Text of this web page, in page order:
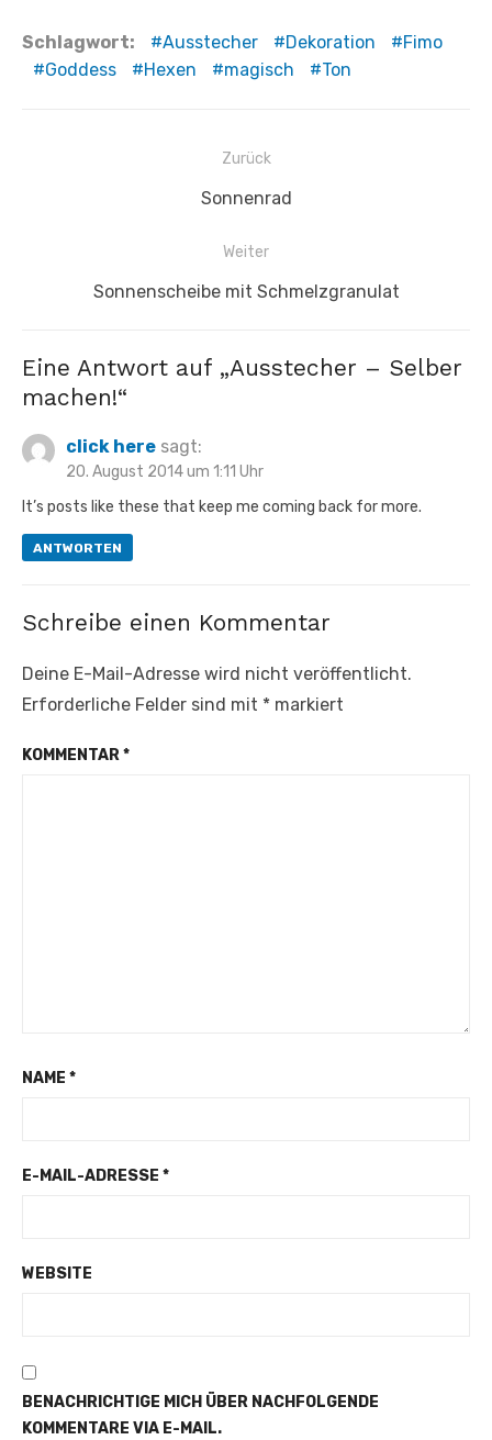
Schlagwort: Ausstecher Dekoration
Fimo
Goddess
Hexen magisch Ton
Beitragsnavigation
Zurück
Vorheriger
Sonnenrad
Weiter
Nächster
Sonnenscheibe mit Schmelzgranulat
Eine Antwort auf „Ausstecher – Selber
machen!“
click here sagt:
20. August 2014 um 1:11 Uhr
It’s posts like these that keep me coming back for more.
ANTWORTEN
Schreibe einen Kommentar
Deine E-Mail-Adresse wird nicht veröffentlicht.
Erforderliche Felder sind mit * markiert
KOMMENTAR*
NAME *
E-MAIL-ADRESSE *
WEBSITE
BENACHRICHTIGE MICH ÜBER NACHFOLGENDE
KOMMENTARE VIA E-MAIL.